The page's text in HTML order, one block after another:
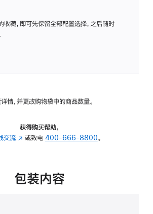
璃
转
的
收藏，即可先保留全部配置选择，之后随时
情，并更改购物袋中的商品数量。
获得购买帮助，
交流 (在
中
或致电 400-666-8800。
包装内容